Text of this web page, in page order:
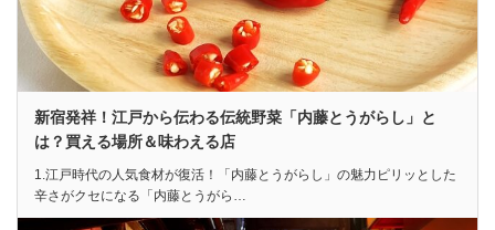
新宿発祥！江戸から伝わる伝統野菜「内藤とうがらし」と
は？買える場所＆味わえる店
1.江戸時代の人気食材が復活！「内藤とうがらし」の魅力ピリッとした
辛さがクセになる「内藤とうがら…